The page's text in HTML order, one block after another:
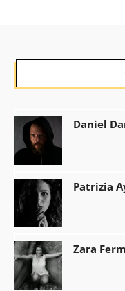
Daniel
Patrizia
Zara